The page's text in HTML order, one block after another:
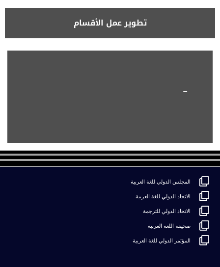
تطوير عمل الأقسام
–
المجلس الدولي للغة العربية
الاتحاد الدولي للغة العربية
الاتحاد الدولي للترجمة
صحيفة اللغة العربية
المؤتمر الدولي للغة العربية